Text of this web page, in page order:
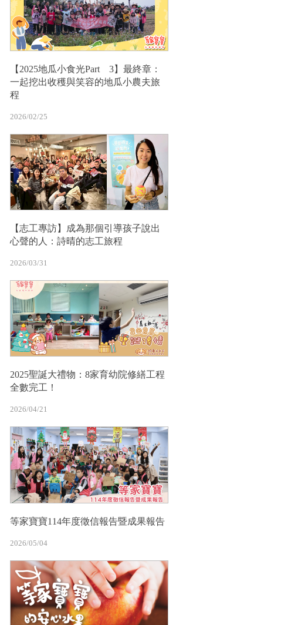
【2025地瓜小食光Part 3】最終章：
一起挖出收穫與笑容的地瓜小農夫旅
程
2026/02/25
【志工專訪】成為那個引導孩子說出
心聲的人：詩晴的志工旅程
2026/03/31
2025聖誕大禮物：8家育幼院修繕工程
全數完工！
2026/04/21
等家寶寶114年度徵信報告暨成果報告
2026/05/04